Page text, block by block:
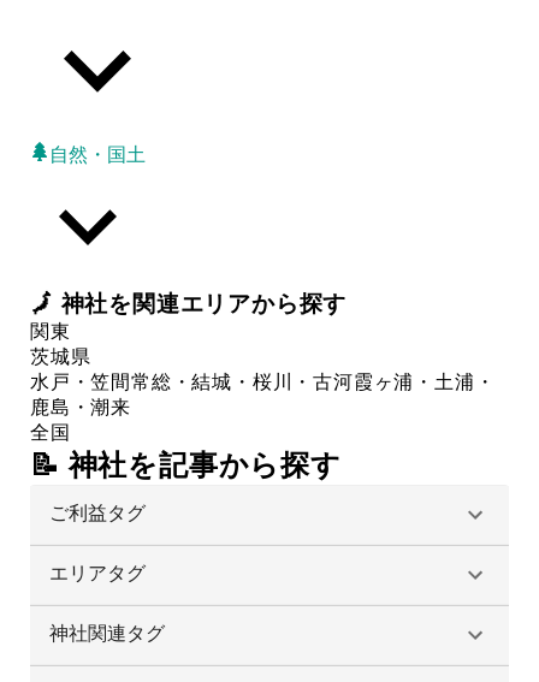
自然・国土
🗾神社を関連エリアから探す
関東
茨城県
水戸・笠間常総・結城・桜川・古河霞ヶ浦・土浦・
鹿島・潮来
全国
📝 神社を記事から探す
ご利益タグ
エリアタグ
神社関連タグ